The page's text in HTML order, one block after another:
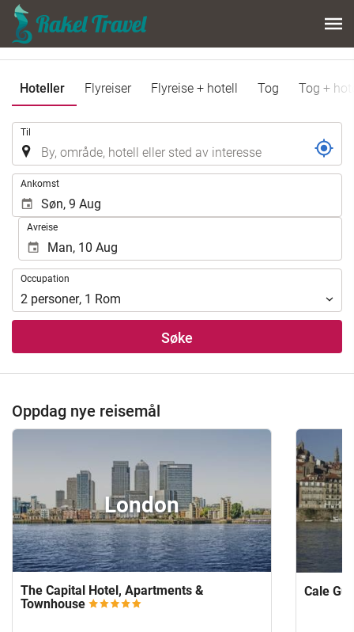
Hoteller Flyreiser Flyreise + hotell Tog Tog +
Til
Ankomst
Avreise
Occupation
Occupation
2 personer, 1 Rom
Søke
Oppdag nye reisemål
London
The Capital Hotel, Apartments &
Townhouse
Cale